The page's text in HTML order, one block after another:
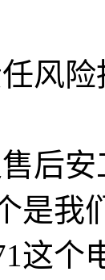
风
后安
是我
这